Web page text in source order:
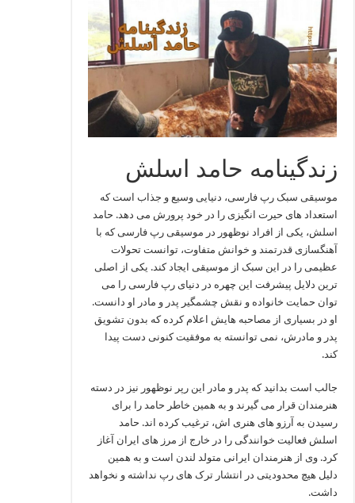
زندگینامه حامد اسلش
موسیقی سبک رپ فارسی، دنیایی وسیع و جذاب است که
استعداد های حیرت انگیزی را در خود پرورش می دهد. حامد
اسلش، یکی از افراد نوظهور در موسیقی رپ فارسی که با
آهنگسازی قدرتمند و خوانش متفاوت، توانست تحولات
عظیمی را در این سبک از موسیقی ایجاد کند. یکی از اصلی
ترین دلایل پیشرفت این چهره در دنیای رپ فارسی را می
توان حمایت خانواده و نقش چشمگیر پدر و مادر او دانست.
او در بسیاری از مصاحبه هایش اعلام کرده که بدون تشویق
پدر و مادرش، نمی توانسته به موفقیت کنونی دست پیدا
کند.
جالب است بدانید که پدر و مادر این رپر نوظهور نیز در دسته
هنرمندان قرار می گیرند و به همین خاطر حامد را برای
رسیدن به آرزو های هنری اش، ترغیب کرده اند. حامد
اسلش فعالیت خوانندگی را در خارج از مرز های ایران آغاز
کرد. وی از هنرمندان ایرانی متولد لندن است و به همین
دلیل هیچ محدودیتی در انتشار ترک های رپ نداشته و نخواهد
داشت.